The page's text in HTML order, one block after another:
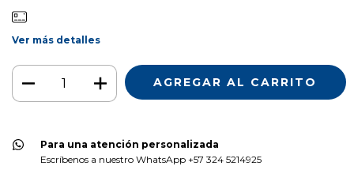
Ver más detalles
Para una atención personalizada
Escríbenos a nuestro WhatsApp +57 324 5214925